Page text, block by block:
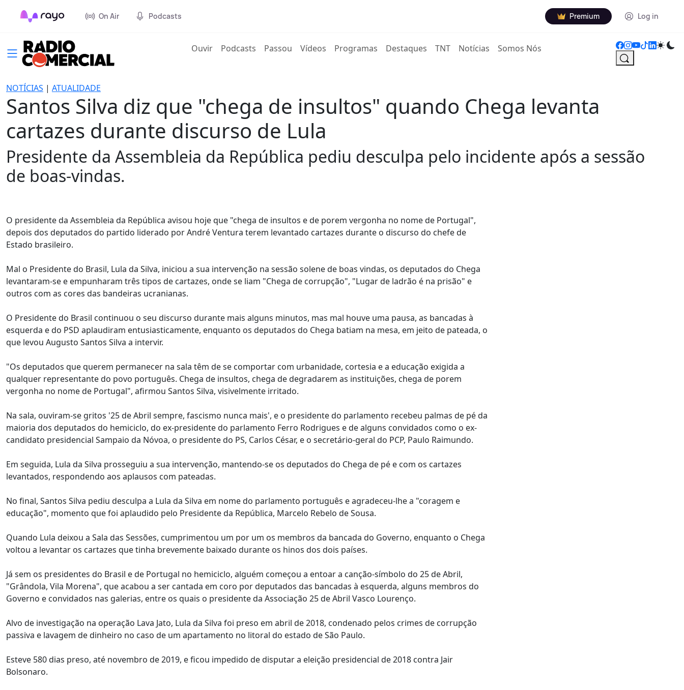
On Air Podcasts Premium Log in
Ouvir(current)
Podcasts Passou Vídeos Programas Destaques TNT Notícias Somos Nós
NOTÍCIAS | ATUALIDADE
Santos Silva diz que "chega de insultos" quando Chega levanta
cartazes durante discurso de Lula
Presidente da Assembleia da República pediu desculpa pelo incidente após a sessão
de boas-vindas.
O presidente da Assembleia da República avisou hoje que "chega de insultos e de porem vergonha no nome de Portugal",
depois dos deputados do partido liderado por André Ventura terem levantado cartazes durante o discurso do chefe de
Estado brasileiro.
Mal o Presidente do Brasil, Lula da Silva, iniciou a sua intervenção na sessão solene de boas vindas, os deputados do Chega
levantaram-se e empunharam três tipos de cartazes, onde se liam "Chega de corrupção", "Lugar de ladrão é na prisão" e
outros com as cores das bandeiras ucranianas.
O Presidente do Brasil continuou o seu discurso durante mais alguns minutos, mas mal houve uma pausa, as bancadas à
esquerda e do PSD aplaudiram entusiasticamente, enquanto os deputados do Chega batiam na mesa, em jeito de pateada, o
que levou Augusto Santos Silva a intervir.
"Os deputados que querem permanecer na sala têm de se comportar com urbanidade, cortesia e a educação exigida a
qualquer representante do povo português. Chega de insultos, chega de degradarem as instituições, chega de porem
vergonha no nome de Portugal", afirmou Santos Silva, visivelmente irritado.
Na sala, ouviram-se gritos '25 de Abril sempre, fascismo nunca mais', e o presidente do parlamento recebeu palmas de pé da
maioria dos deputados do hemiciclo, do ex-presidente do parlamento Ferro Rodrigues e de alguns convidados como o ex-
candidato presidencial Sampaio da Nóvoa, o presidente do PS, Carlos César, e o secretário-geral do PCP, Paulo Raimundo.
Em seguida, Lula da Silva prosseguiu a sua intervenção, mantendo-se os deputados do Chega de pé e com os cartazes
levantados, respondendo aos aplausos com pateadas.
No final, Santos Silva pediu desculpa a Lula da Silva em nome do parlamento português e agradeceu-lhe a "coragem e
educação", momento que foi aplaudido pelo Presidente da República, Marcelo Rebelo de Sousa.
Quando Lula deixou a Sala das Sessões, cumprimentou um por um os membros da bancada do Governo, enquanto o Chega
voltou a levantar os cartazes que tinha brevemente baixado durante os hinos dos dois países.
Já sem os presidentes do Brasil e de Portugal no hemiciclo, alguém começou a entoar a canção-símbolo do 25 de Abril,
"Grândola, Vila Morena", que acabou a ser cantada em coro por deputados das bancadas à esquerda, alguns membros do
Governo e convidados nas galerias, entre os quais o presidente da Associação 25 de Abril Vasco Lourenço.
Alvo de investigação na operação Lava Jato, Lula da Silva foi preso em abril de 2018, condenado pelos crimes de corrupção
passiva e lavagem de dinheiro no caso de um apartamento no litoral do estado de São Paulo.
Esteve 580 dias preso, até novembro de 2019, e ficou impedido de disputar a eleição presidencial de 2018 contra Jair
Bolsonaro.